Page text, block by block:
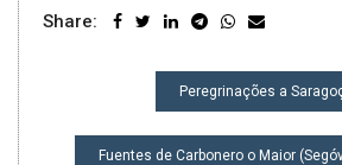
Share:
NAVEGAÇÃO
POST
Peregrinações a
Fuentes de Carbonero o Maior